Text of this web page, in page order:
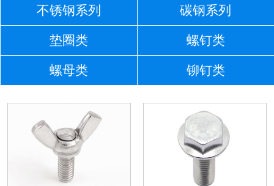
不锈钢系列 碳钢系列
垫圈类 螺钉类
螺母类 铆钉类